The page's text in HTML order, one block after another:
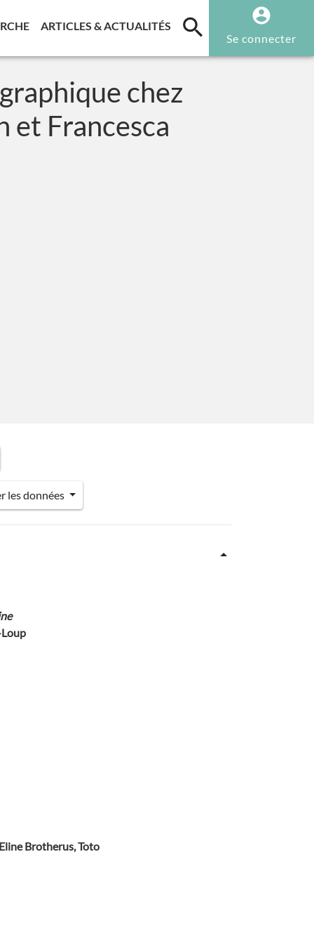
(CURRENT)
ARTICLES & ACTUALITÉS (CURRENT)
Se connecter
chez
et Francesca
les données
Loup
Brotherus, Toto